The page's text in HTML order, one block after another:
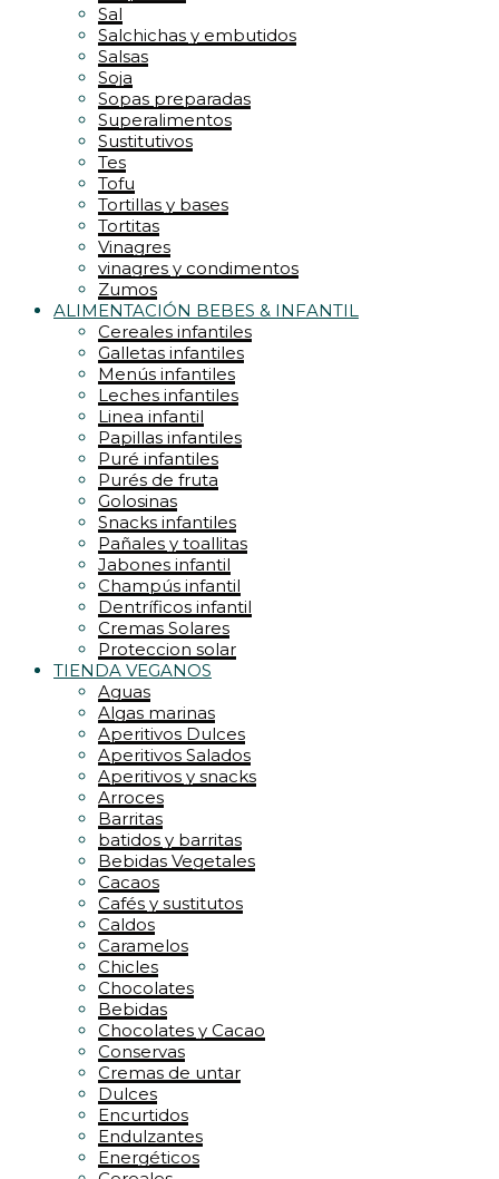
Sal
Salchichas y embutidos
Salsas
Soja
Sopas preparadas
Superalimentos
Sustitutivos
Tes
Tofu
Tortillas y bases
Tortitas
Vinagres
vinagres y condimentos
Zumos
ALIMENTACIÓN BEBES & INFANTIL
Cereales infantiles
Galletas infantiles
Menús infantiles
Leches infantiles
Linea infantil
Papillas infantiles
Puré infantiles
Purés de fruta
Golosinas
Snacks infantiles
Pañales y toallitas
Jabones infantil
Champús infantil
Dentríficos infantil
Cremas Solares
Proteccion solar
TIENDA VEGANOS
Aguas
Algas marinas
Aperitivos Dulces
Aperitivos Salados
Aperitivos y snacks
Arroces
Barritas
batidos y barritas
Bebidas Vegetales
Cacaos
Cafés y sustitutos
Caldos
Caramelos
Chicles
Chocolates
Bebidas
Chocolates y Cacao
Conservas
Cremas de untar
Dulces
Encurtidos
Endulzantes
Energéticos